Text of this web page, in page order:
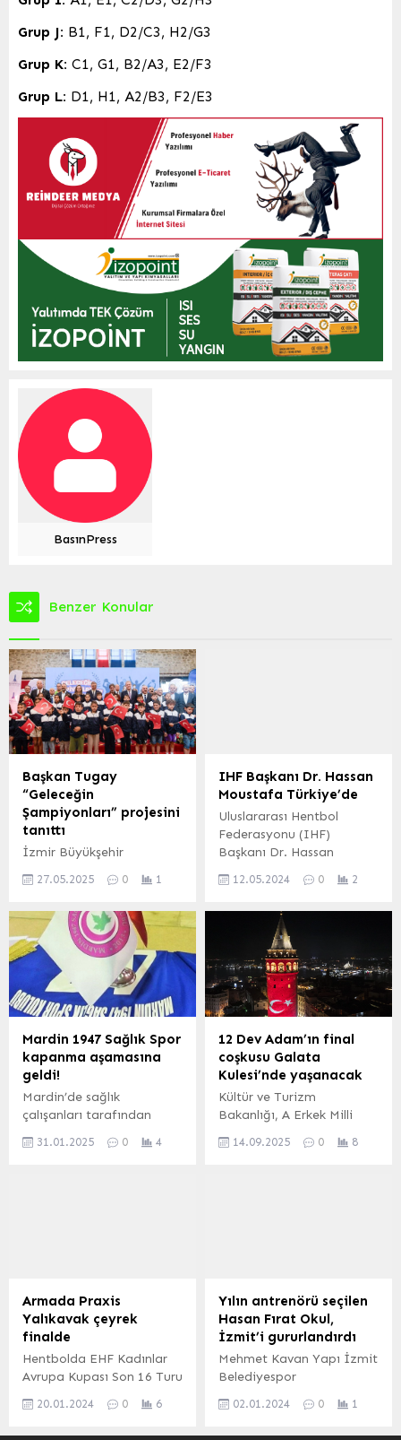
Grup J: B1, F1, D2/C3, H2/G3
Grup K: C1, G1, B2/A3, E2/F3
Grup L: D1, H1, A2/B3, F2/E3
BasınPress
Benzer Konular
Başkan Tugay
“Geleceğin
Şampiyonları” projesini
tanıttı
İzmir Büyükşehir
yetenekli çocukları ve
amacıyla yürütülen
“Sportif Yetenek Ölçümü”
uygulamasını genişletiyor.
27.05.2025 0 1
IHF Başkanı Dr. Hassan
Moustafa Türkiye’de
Uluslararası Hentbol
Federasyonu (IHF)
Başkanı Dr. Hassan
Federasyonu Başkanı Uğur
olarak Türkiye’ye geldi
ANKARA (İGFA) – Dr.
Hassan Moustafa ilk
olarak İstanbul’da THF
Başkanı Uğur Kılıç ile bir
araya gelerek, Türk
hentbolu üzerine
görüşmeler yapılırken,
konuk Başkan için İstanbul
gezisi düzenlendi. Birlikte
Ankara’ya geçen...
12.05.2024 0 2
Mardin 1947 Sağlık Spor
kapanma aşamasına
geldi!
Mardin’de sağlık
çalışanları tarafından
branşta faaliyet gösteren
31.01.2025 0 4
12 Dev Adam’ın final
coşkusu Galata
Kulesi’nde yaşanacak
Kültür ve Turizm
Bakanlığı, A Erkek Milli
2025 Avrupa Şampiyonası
İstanbulluları bu coşkuya
davet etti. İSTANBUL
(İGFA) – Türkiye
Basketbol
Federasyonu’nun ardından
Kültür ve Turizm...
14.09.2025 0 8
Armada Praxis
Yalıkavak çeyrek
finalde
Hentbolda EHF Kadınlar
Avrupa Kupası Son 16 Turu
Yenimahalle Belediyesi’ni
20.01.2024 0 6
Yılın antrenörü seçilen
Hasan Fırat Okul,
İzmit’i gururlandırdı
Mehmet Kavan Yapı İzmit
Belediyespor
Okul, ING Kadınlar
02.01.2024 0 1